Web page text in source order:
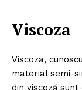
Viscoza
Viscoza,
material semi-
din viscoză